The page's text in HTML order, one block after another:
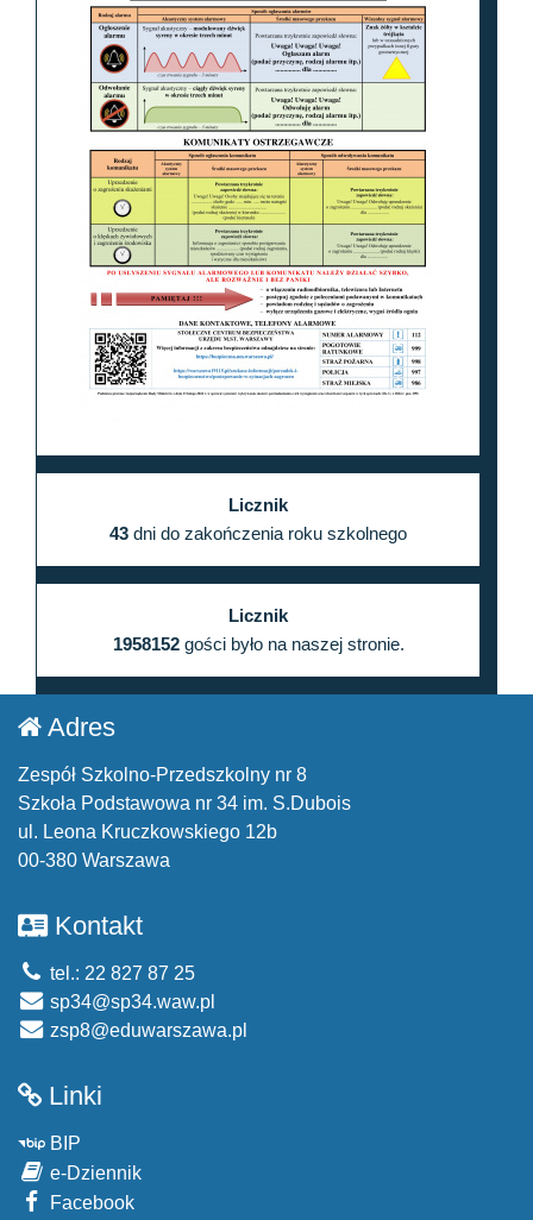
Licznik
43 dni do zakończenia roku szkolnego
Licznik
1958152gości było na naszej stronie.
Adres
Zespół Szkolno-Przedszkolny nr 8
Szkoła Podstawowa nr 34 im. S.Dubois
ul. Leona Kruczkowskiego 12b
00-380 Warszawa
Kontakt
tel.: 22 827 87 25
sp34@sp34.waw.pl
zsp8@eduwarszawa.pl
Linki
BIP
e-Dziennik
Facebook